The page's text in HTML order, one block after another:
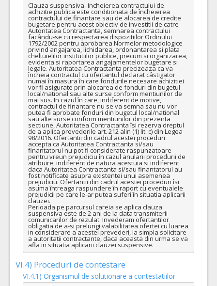
Clauza suspensiva- Incheierea contractului de
achizitie publica este conditionata de încheierea
contractului de finantare sau de alocarea de credite
bugetare pentru acest obiectiv de investitii de catre
Autoritatea Contractanta, semnarea contractului
facându-se cu respectarea dispozitiilor Ordinului
1792/2002 pentru aprobarea Normelor metodologice
privind angajarea, lichidarea, ordonantarea si plata
cheltuielilor institutiilor publice, precum si organizarea,
evidenta si raportarea angajamentelor bugetare si
legale. Autoritatea Contractanta precizeaza ca va
încheia contractul cu ofertantul declarat câstigator
numai în masura în care fondurile necesare achizitiei
vor fi asigurate prin alocarea de fonduri din bugetul
local/national sau alte surse conform mentiunilor de
mai sus. In cazul în care, indiferent de motive,
contractul de finantare nu se va semna sau nu vor
putea fi aprobate fonduri din bugetul local/national
sau alte surse conform mentiunilor din prezenta
sectiune, Autoritatea Contractanta îsi rezerva dreptul
de a aplica prevederile art. 212 alin (1) lit. c) din Legea
98/2016. Ofertantii din cadrul acestei proceduri
accepta ca Autoritatea Contractanta si/sau
finantatorul nu pot fi considerate raspunzatoare
pentru vreun prejudiciu în cazul anularii procedurii de
atribuire, indiferent de natura acestuia si indiferent
daca Autoritatea Contractanta si/sau finantatorul au
fost notificate asupra existentei unui asemenea
prejudiciu. Ofertantii din cadrul acestei proceduri îsi
asuma întreaga raspundere în raport cu eventualele
prejudicii pe care le-ar putea suferi în situatia aplicarii
clauzei.
Perioada pe parcursul careia se aplica clauza
suspensiva este de 2 ani de la data transmiterii
comunicarilor de rezulat. Invederam ofertantilor
obligatia de a-si prelungi valabilitatea ofertei cu luarea
in considerare a acestei prevederi, la simpla solicitare
a autoritatii contractante, daca aceasta din urma se va
afla in situatia aplicarii clauzei suspensive.
VI.4) Proceduri de contestare
VI.4.1) Organismul de solutionare a contestatiilor